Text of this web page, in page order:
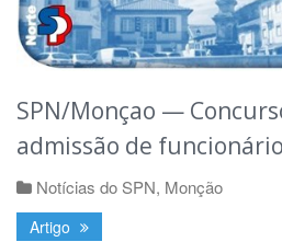
SPN/Monçao —
admissão de
Notícias do SPN, Monção
Artigo